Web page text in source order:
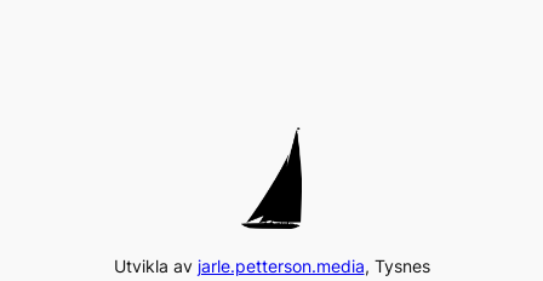
Utvikla av jarle.petterson.media, Tysnes